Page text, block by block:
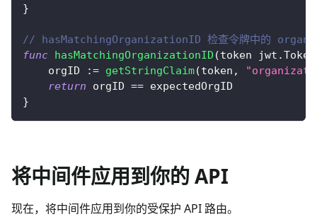
}
// hasMatchingOrganizationID 检查令牌中的
func hasMatchingOrganizationID (token jwt .Token
    orgID
:= getStringClaim(token ,
return orgID == expectedOrgID
}
将中间件应用到你的 API
现在，将中间件应用到你的受保护 API 路由。